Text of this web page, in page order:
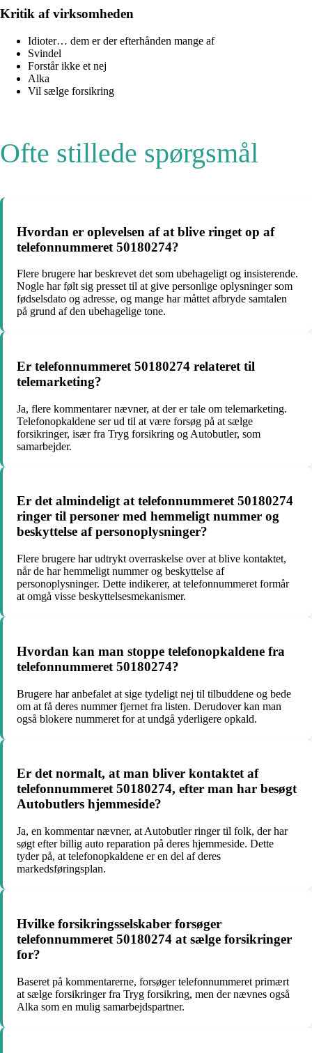
Kritik af virksomheden
Idioter… dem er der efterhånden mange af
Svindel
Forstår ikke et nej
Alka
Vil sælge forsikring
Ofte stillede spørgsmål
Hvordan er oplevelsen af at blive ringet op af
telefonnummeret 50180274?
Flere brugere har beskrevet det som ubehageligt og insisterende.
Nogle har følt sig presset til at give personlige oplysninger som
fødselsdato og adresse, og mange har måttet afbryde samtalen
på grund af den ubehagelige tone.
Er telefonnummeret 50180274 relateret til
telemarketing?
Ja, flere kommentarer nævner, at der er tale om telemarketing.
Telefonopkaldene ser ud til at være forsøg på at sælge
forsikringer, især fra Tryg forsikring og Autobutler, som
samarbejder.
Er det almindeligt at telefonnummeret 50180274
ringer til personer med hemmeligt nummer og
beskyttelse af personoplysninger?
Flere brugere har udtrykt overraskelse over at blive kontaktet,
når de har hemmeligt nummer og beskyttelse af
personoplysninger. Dette indikerer, at telefonnummeret formår
at omgå visse beskyttelsesmekanismer.
Hvordan kan man stoppe telefonopkaldene fra
telefonnummeret 50180274?
Brugere har anbefalet at sige tydeligt nej til tilbuddene og bede
om at få deres nummer fjernet fra listen. Derudover kan man
også blokere nummeret for at undgå yderligere opkald.
Er det normalt, at man bliver kontaktet af
telefonnummeret 50180274, efter man har besøgt
Autobutlers hjemmeside?
Ja, en kommentar nævner, at Autobutler ringer til folk, der har
søgt efter billig auto reparation på deres hjemmeside. Dette
tyder på, at telefonopkaldene er en del af deres
markedsføringsplan.
Hvilke forsikringsselskaber forsøger
telefonnummeret 50180274 at sælge forsikringer
for?
Baseret på kommentarerne, forsøger telefonnummeret primært
at sælge forsikringer fra Tryg forsikring, men der nævnes også
Alka som en mulig samarbejdspartner.